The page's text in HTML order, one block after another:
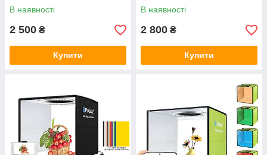
світло + стійка + 4 тла)
В наявності
2 500 ₴
Купити
світло + стійка + 4 фони)
В наявності
2 800 ₴
Купити